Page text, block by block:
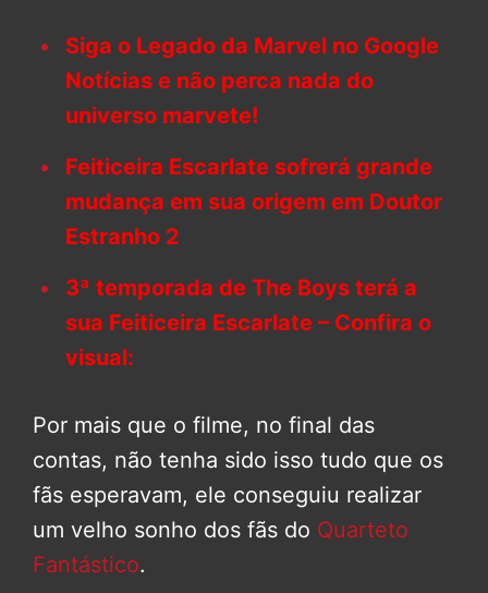
Siga o Legado da Marvel no Google
Notícias e não perca nada do
universo marvete!
Feiticeira Escarlate sofrerá grande
mudança em sua origem em Doutor
Estranho 2
3ª temporada de The Boys terá a
sua Feiticeira Escarlate – Confira o
visual:
Por mais que o filme, no final das
contas, não tenha sido isso tudo que os
fãs esperavam, ele conseguiu realizar
um velho sonho dos fãs do Quarteto
Fantástico.